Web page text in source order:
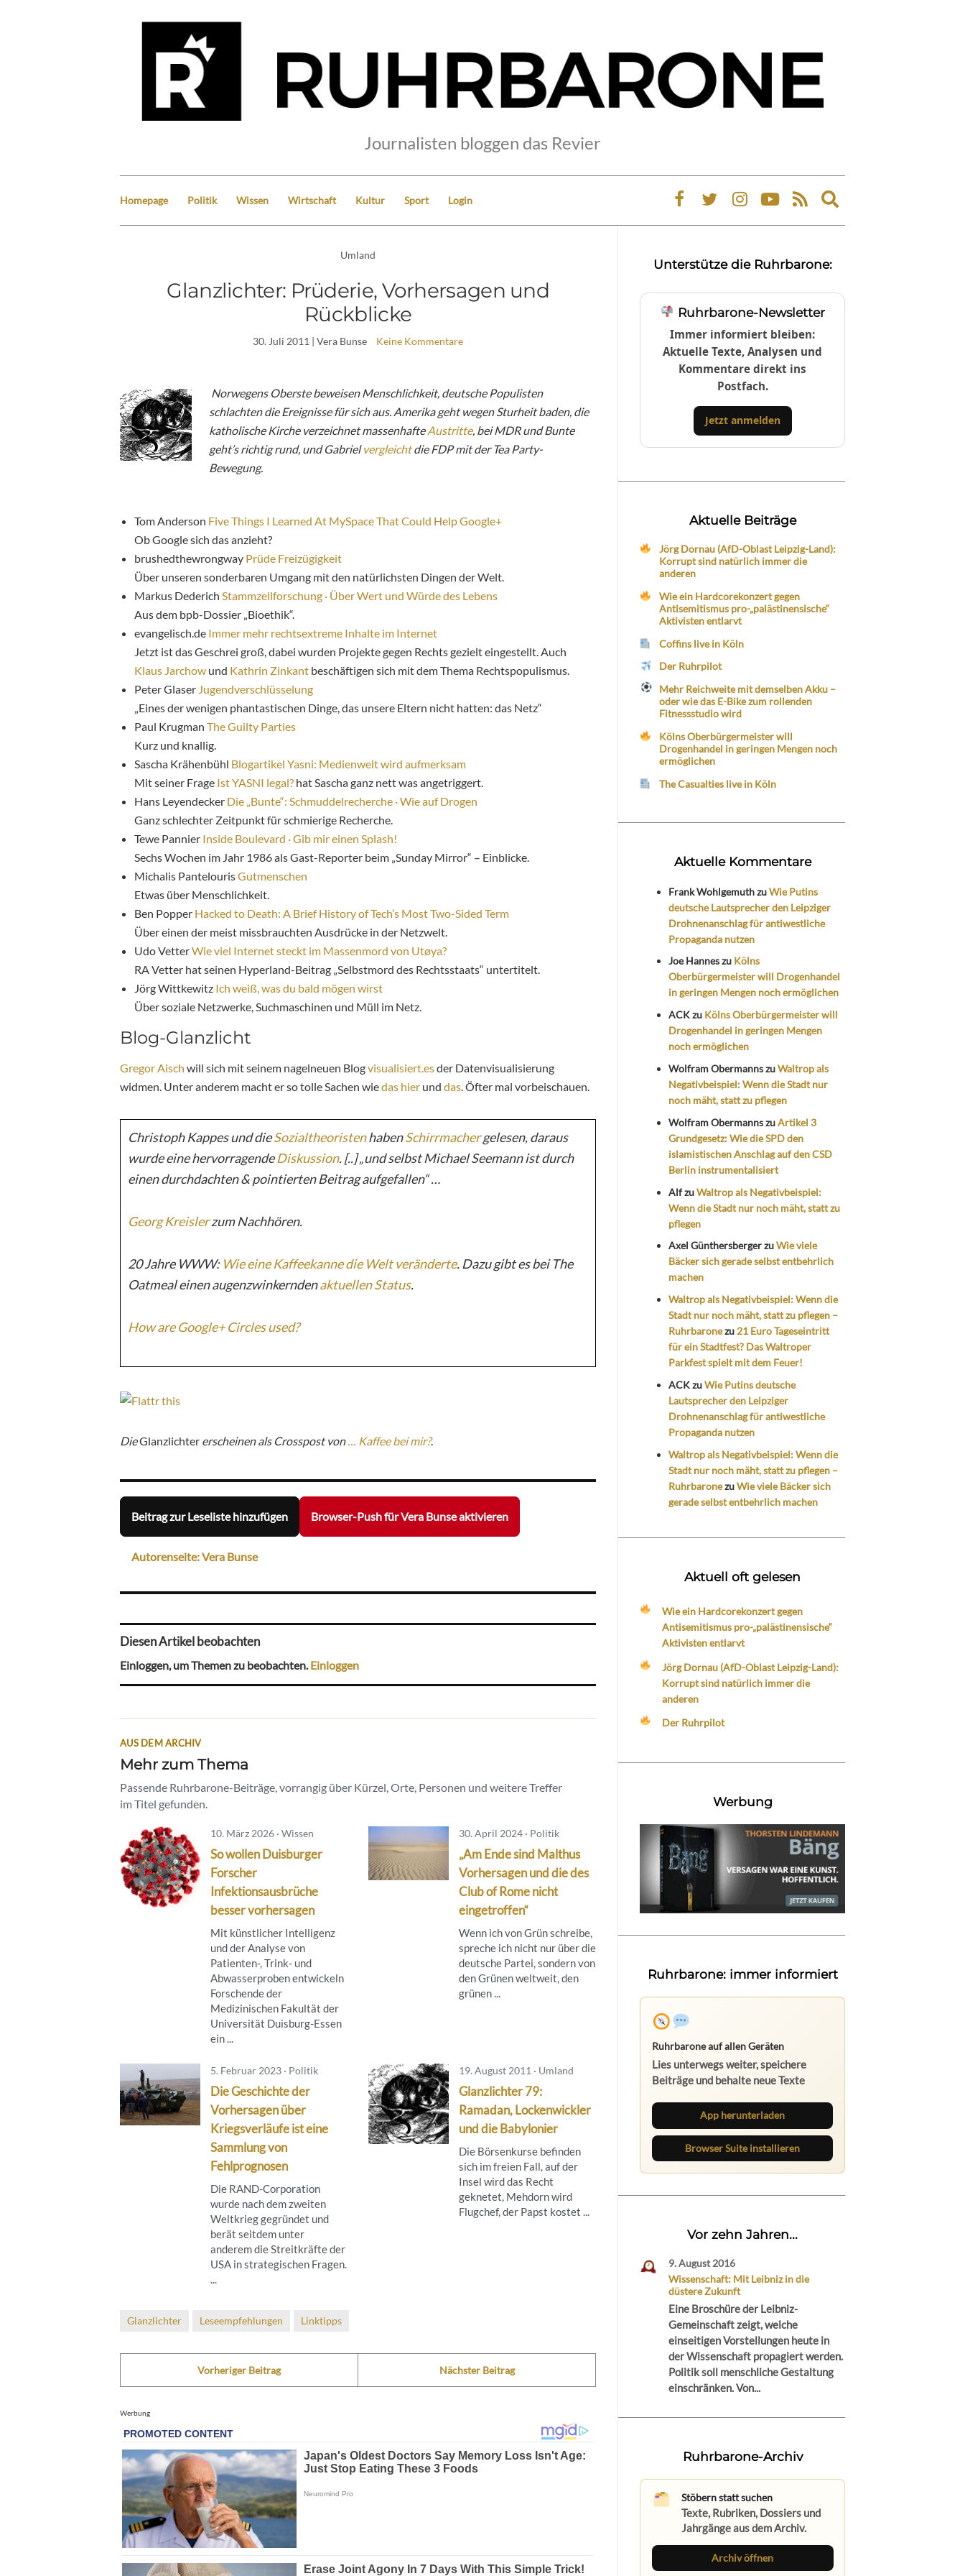
Journalisten bloggen das Revier
Homepage Politik Wissen Wirtschaft Kultur Sport Login
Expand
search
Umland
Glanzlichter: Prüderie, Vorhersagen und
Rückblicke
30. Juli 2011 | Vera Bunse Keine Kommentare
Norwegens Oberste beweisen Menschlichkeit, deutsche Populisten
schlachten die Ereignisse für sich aus. Amerika geht wegen Sturheit baden, die
katholische Kirche verzeichnet massenhafteAustritte, bei MDR und Bunte
geht’s richtig rund, und Gabrielvergleichtdie FDP mit der Tea Party-
Bewegung.
Tom Anderson Five Things I Learned At MySpace That Could Help Google+
Ob Google sich das anzieht?
brushedthewrongway Prüde Freizügigkeit
Über unseren sonderbaren Umgang mit den natürlichsten Dingen der Welt.
Markus Dederich Stammzellforschung · Über Wert und Würde des Lebens
Aus dem bpb-Dossier „Bioethik“.
evangelisch.de Immer mehr rechtsextreme Inhalte im Internet
Jetzt ist das Geschrei groß, dabei wurden Projekte gegen Rechts gezielt eingestellt. Auch
Klaus Jarchow und Kathrin Zinkant beschäftigen sich mit dem Thema Rechtspopulismus.
Peter Glaser Jugendverschlüsselung
„Eines der wenigen phantastischen Dinge, das unsere Eltern nicht hatten: das Netz“
Paul Krugman The Guilty Parties
Kurz und knallig.
Sascha Krähenbühl Blogartikel Yasni: Medienwelt wird aufmerksam
Mit seiner Frage Ist YASNI legal? hat Sascha ganz nett was angetriggert.
Hans Leyendecker Die „Bunte“: Schmuddelrecherche · Wie auf Drogen
Ganz schlechter Zeitpunkt für schmierige Recherche.
Tewe Pannier Inside Boulevard · Gib mir einen Splash!
Sechs Wochen im Jahr 1986 als Gast-Reporter beim „Sunday Mirror“ – Einblicke.
Michalis PantelourisGutmenschen
Etwas über Menschlichkeit.
Ben Popper Hacked to Death: A Brief History of Tech’s Most Two-Sided Term
Über einen der meist missbrauchten Ausdrücke in der Netzwelt.
Udo VetterWie viel Internet steckt im Massenmord von Utøya?
RA Vetter hat seinen Hyperland-Beitrag „Selbstmord des Rechtsstaats“ untertitelt.
Jörg Wittkewitz Ich weiß, was du bald mögen wirst
Über soziale Netzwerke, Suchmaschinen und Müll im Netz.
Blog-Glanzlicht
Gregor Aisch will sich mit seinem nagelneuen Blogvisualisiert.esder Datenvisualisierung
widmen. Unter anderem macht er so tolle Sachen wiedas hier und das . Öfter mal vorbeischauen.
Christoph Kappes und dieSozialtheoristenhabenSchirrmachergelesen, daraus
wurde eine hervorragendeDiskussion. [..] „und selbst Michael Seemann ist durch
einen durchdachten & pointierten Beitrag aufgefallen“ …
Georg Kreislerzum Nachhören.
20 Jahre WWW: Wie eine Kaffeekanne die Welt veränderte. Dazu gibt es beiThe
Oatmealeinen augenzwinkerndenaktuellen Status.
How are Google+ Circles used?
DieGlanzlichter erscheinen als Crosspost von … Kaffee bei mir?.
Beitrag zur Leseliste hinzufügen Browser-Push für Vera Bunse aktivieren
Autorenseite: Vera Bunse
Diesen Artikel beobachten
Einloggen, um Themen zu beobachten.Einloggen
AUS DEM ARCHIV
Mehr zum Thema
Passende Ruhrbarone-Beiträge, vorrangig über Kürzel, Orte, Personen und weitere Treffer
im Titel gefunden.
10. März 2026 · Wissen
So wollen Duisburger
Forscher
Infektionsausbrüche
besser vorhersagen
Mit künstlicher Intelligenz
und der Analyse von
Patienten-, Trink- und
Abwasserproben entwickeln
Forschende der
Medizinischen Fakultät der
Universität Duisburg-Essen
ein ...
30. April 2024 · Politik
„Am Ende sind Malthus
Vorhersagen und die des
Club of Rome nicht
eingetroffen“
Wenn ich von Grün schreibe,
spreche ich nicht nur über die
deutsche Partei, sondern von
den Grünen weltweit, den
grünen ...
5. Februar 2023 · Politik
Die Geschichte der
Vorhersagen über
Kriegsverläufe ist eine
Sammlung von
Fehlprognosen
Die RAND-Corporation
wurde nach dem zweiten
Weltkrieg gegründet und
berät seitdem unter
anderem die Streitkräfte der
USA in strategischen Fragen.
...
19. August 2011 · Umland
Glanzlichter 79:
Ramadan, Lockenwickler
und die Babylonier
Die Börsenkurse befinden
sich im freien Fall, auf der
Insel wird das Recht
geknetet, Mehdorn wird
Flugchef, der Papst kostet ...
Glanzlichter Leseempfehlungen Linktipps
Vorheriger Beitrag Nächster Beitrag
Werbung
Unterstütze die Ruhrbarone:
Ruhrbarone-Newsletter
Immer informiert bleiben:
Aktuelle Texte, Analysen und
Kommentare direkt ins
Postfach.
Jetzt anmelden
Aktuelle Beiträge
Jörg Dornau (AfD-Oblast Leipzig-Land):
Korrupt sind natürlich immer die
anderen
Wie ein Hardcorekonzert gegen
Antisemitismus pro-„palästinensische“
Aktivisten entlarvt
Coffins live in Köln
Der Ruhrpilot
Mehr Reichweite mit demselben Akku –
oder wie das E-Bike zum rollenden
Fitnessstudio wird
Kölns Oberbürgermeister will
Drogenhandel in geringen Mengen noch
ermöglichen
The Casualties live in Köln
Aktuelle Kommentare
Frank WohlgemuthzuWie Putins
deutsche Lautsprecher den Leipziger
Drohnenanschlag für antiwestliche
Propaganda nutzen
Joe Hanneszu Kölns
Oberbürgermeister will Drogenhandel
in geringen Mengen noch ermöglichen
ACKzu Kölns Oberbürgermeister will
Drogenhandel in geringen Mengen
noch ermöglichen
Wolfram ObermannszuWaltrop als
Negativbeispiel: Wenn die Stadt nur
noch mäht, statt zu pflegen
Wolfram ObermannszuArtikel 3
Grundgesetz: Wie die SPD den
islamistischen Anschlag auf den CSD
Berlin instrumentalisiert
AlfzuWaltrop als Negativbeispiel:
Wenn die Stadt nur noch mäht, statt zu
pflegen
Axel GünthersbergerzuWie viele
Bäcker sich gerade selbst entbehrlich
machen
Waltrop als Negativbeispiel: Wenn die
Stadt nur noch mäht, statt zu pflegen –
Ruhrbaronezu 21 Euro Tageseintritt
für ein Stadtfest? Das Waltroper
Parkfest spielt mit dem Feuer!
ACKzuWie Putins deutsche
Lautsprecher den Leipziger
Drohnenanschlag für antiwestliche
Propaganda nutzen
Waltrop als Negativbeispiel: Wenn die
Stadt nur noch mäht, statt zu pflegen –
RuhrbaronezuWie viele Bäcker sich
gerade selbst entbehrlich machen
Aktuell oft gelesen
Wie ein Hardcorekonzert gegen
Antisemitismus pro-„palästinensische“
Aktivisten entlarvt
Jörg Dornau (AfD-Oblast Leipzig-Land):
Korrupt sind natürlich immer die
anderen
Der Ruhrpilot
Werbung
Ruhrbarone: immer informiert
Ruhrbarone auf allen Geräten
Lies unterwegs weiter, speichere
Beiträge und behalte neue Texte
App herunterladen
Browser Suite installieren
Vor zehn Jahren...
9. August 2016
Wissenschaft: Mit Leibniz in die
düstere Zukunft
Eine Broschüre der Leibniz-
Gemeinschaft zeigt, welche
einseitigen Vorstellungen heute in
der Wissenschaft propagiert werden.
Politik soll menschliche Gestaltung
einschränken. Von...
Ruhrbarone-Archiv
Stöbern statt suchen
Texte, Rubriken, Dossiers und
Jahrgänge aus dem Archiv.
Archiv öffnen